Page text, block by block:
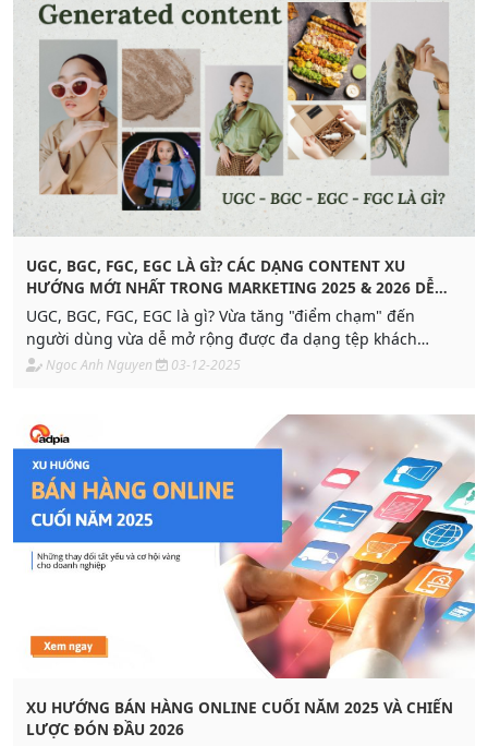
UGC, BGC, FGC, EGC LÀ GÌ? CÁC DẠNG CONTENT XU
HƯỚNG MỚI NHẤT TRONG MARKETING 2025 & 2026 DỄ
VIRAL
UGC, BGC, FGC, EGC là gì? Vừa tăng "điểm chạm" đến
người dùng vừa dễ mở rộng được đa dạng tệp khách
hàng, dự báo dạng content này sẽ trở nên phổ biết trong
Ngoc Anh Nguyen 03-12-2025
XU HƯỚNG BÁN HÀNG ONLINE CUỐI NĂM 2025 VÀ CHIẾN
LƯỢC ĐÓN ĐẦU 2026